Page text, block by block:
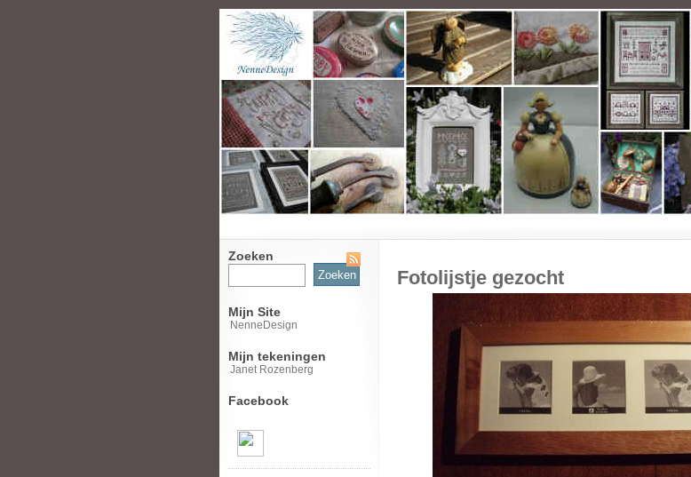
Zoeken
Zoeken
naar:
Mijn Site
NenneDesign
Mijn tekeningen
Janet Rozenberg
Facebook
Fotolijstje gezocht